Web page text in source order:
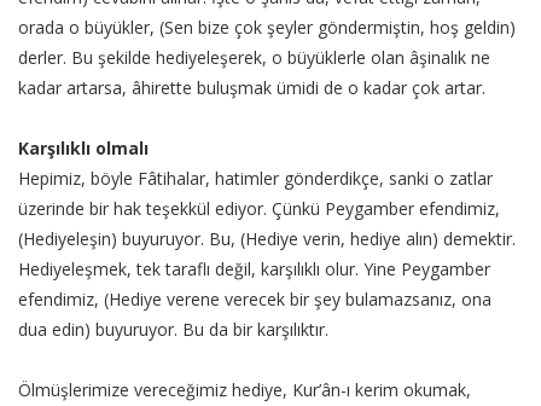
orada o büyükler, (Sen bize çok şeyler göndermiştin, hoş geldin)
derler. Bu şekilde hediyeleşerek, o büyüklerle olan âşinalık ne
kadar artarsa, âhirette buluşmak ümidi de o kadar çok artar.
Karşılıklı olmalı
Hepimiz, böyle Fâtihalar, hatimler gönderdikçe, sanki o zatlar
üzerinde bir hak teşekkül ediyor. Çünkü Peygamber efendimiz,
(Hediyeleşin) buyuruyor. Bu, (Hediye verin, hediye alın) demektir.
Hediyeleşmek, tek taraflı değil, karşılıklı olur. Yine Peygamber
efendimiz, (Hediye verene verecek bir şey bulamazsanız, ona
dua edin) buyuruyor. Bu da bir karşılıktır.
Ölmüşlerimize vereceğimiz hediye, Kur’ân-ı kerim okumak,